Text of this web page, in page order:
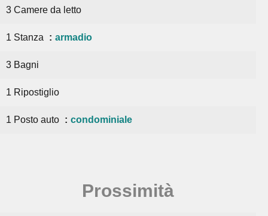
3 Camere da letto
1 Stanza armadio
3 Bagni
1 Ripostiglio
1 Posto auto condominiale
Prossimità